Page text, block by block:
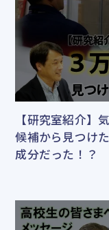
【研究室紹介
候補から見つけ
成分だった！？